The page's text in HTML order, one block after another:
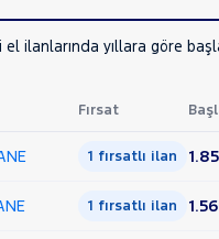
el ilanlarında yıllara göre
Fırsat
1 fırsatlı ilan
1 fırsatlı ilan